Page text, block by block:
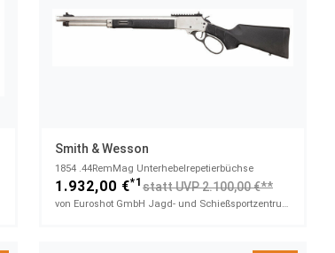
Smith & Wesson
1854​ .44RemMag Unterhebelrepetierbüchse
1.932,00 €*1 statt UVP 2.100,00 €**
von Euroshot GmbH Jagd- und Schießsportzentrum